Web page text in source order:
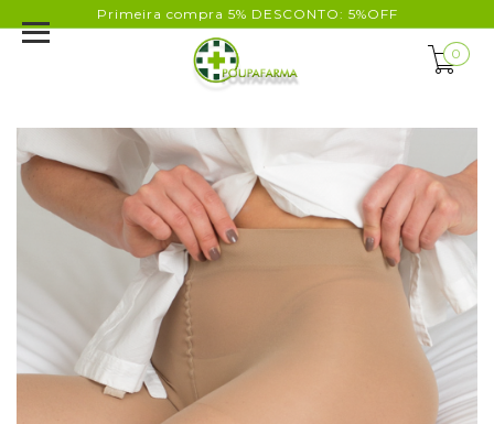
Primeira compra 5% DESCONTO: 5%OFF
0